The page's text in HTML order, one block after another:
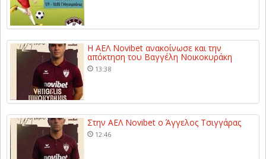
Η ΑΕΛ Novibet ανακοίνωσε και την
απόκτηση του Βαγγέλη Νοικοκυράκη
13:38
Στην ΑΕΛ Novibet ο Άγγελος Τσιγγάρας
12:46